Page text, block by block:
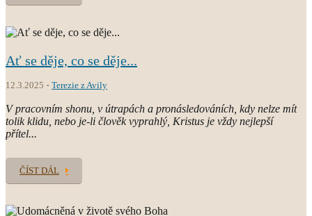
Ať se děje, co se děje...
12.3.2025 Terezie z Avily
V pracovním shonu, v útrapách a pronásledováních, kdy nelze mít
tolik klidu, nebo je-li člověk vyprahlý, Kristus je vždy nejlepší
přítel...
ČÍST DÁL